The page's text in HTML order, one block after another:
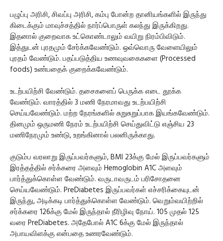
பழுப்பு அரிசி, சிவப்பு அரிசி, கம்பு போன்ற தானியங்களில் இருந்து
கிடைக்கும் மாவுச்சத்தில் நார்ப்பொருள் கலந்து இருக்கிறது.
இதனால் குறைவாக உட்கொண்டாலும் வயிறு நிரம்பிவிடும்.
இத்துடன் புரதமும் சேர்க்கவேண்டும். ஒவ்வொரு வேளையிலும்
புரதம் வேண்டும். பதப்படுத்திய உணவுவகைகளை (Processed
foods) உண்பதைக் குறைக்கவேண்டும்.
உடற்பயிற்சி வேண்டும். தசைகளைப் பெருக்க எடை தூக்க
வேண்டும். வாரத்தில் 3 மணி நேரமாவது உடற்பயிற்சி
செய்யவேண்டும். மற்ற நேரங்களில் சுறுசுறுப்பாக இயங்கவேண்டும்.
தினமும் ஒருமணி நேரம் உடற்பயிற்சி செய்துவிட்டு எஞ்சிய 23
மணிநேரமும் உண்டு, உறங்கினால் பலனிருக்காது.
குடும்ப வரலாறு இருப்பவர்களும், BMI 23க்கு மேல் இருப்பவர்களும்
இரத்தத்தில் சர்க்கரை அளவும் Hemoglobin A1C அளவும்
பார்த்துக்கொள்ள வேண்டும். வருடாவருடம் பரிசோதனை
செய்யவேண்டும். PreDiabetes இருப்பவர்கள் எச்சரிக்கையுடன்
இருந்து, அடிக்கடி பார்த்துக்கொள்ள வேண்டும். வெறும்வயிற்றில்
சர்க்கரை 126க்கு மேல் இருந்தால் நீரிழிவு நோய். 105 முதல் 125
வரை PreDiabetes. அதேபோல் A1C 6க்கு மேல் இருந்தால்
அபாயவிளக்கு என்பதை உணரவேண்டும்.